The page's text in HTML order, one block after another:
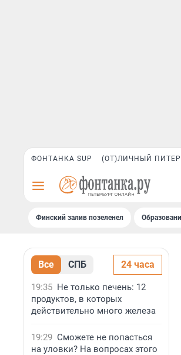
ФОНТАНКА SUP (ОТ)ЛИЧНЫЙ ПИТЕР
Финский залив позеленел
Все СПБ 24 часа
19:35 Не только печень: 12
продуктов, в которых
действительно много железа
19:29 Сможете не попасться
на уловки? На вопросах этого